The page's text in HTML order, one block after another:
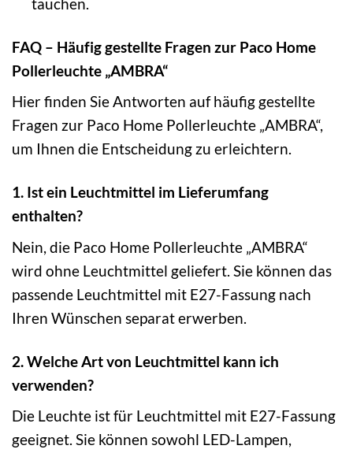
FAQ – Häufig gestellte Fragen zur Paco Home
Pollerleuchte „AMBRA“
Hier finden Sie Antworten auf häufig gestellte
Fragen zur Paco Home Pollerleuchte „AMBRA“,
um Ihnen die Entscheidung zu erleichtern.
1. Ist ein Leuchtmittel im Lieferumfang
enthalten?
Nein, die Paco Home Pollerleuchte „AMBRA“
wird ohne Leuchtmittel geliefert. Sie können das
passende Leuchtmittel mit E27-Fassung nach
Ihren Wünschen separat erwerben.
2. Welche Art von Leuchtmittel kann ich
verwenden?
Die Leuchte ist für Leuchtmittel mit E27-Fassung
geeignet. Sie können sowohl LED-Lampen,